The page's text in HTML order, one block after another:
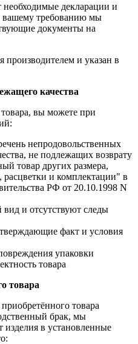
декларации и
вашему требованию мы
документы на
производителем и указан в
качества
товара, вы можете при
непродовольственных
не подлежащих возврату
товар других размера,
и комплектации" в
РФ от 20.10.1998 N
и отсутствуют следы
факт и условия
упаковки
товара
товара
товара
брак, мы
изделия в установленные